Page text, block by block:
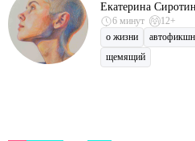
Екатерина
6 минут
12+
о жизни
автофикшн
щемящий